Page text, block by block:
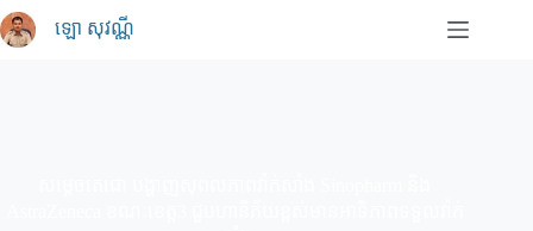
Skip
to
content
ឡោ សុវណ្ណី